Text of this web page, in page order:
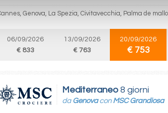
Genova, La Spezia, Civitavecchia, Palma de
06/09/2026
€ 833
13/09/2026
€ 763
20/09/2026
€ 753
Mediterraneo 8 giorni
da Genovacon MSC Grandiosa